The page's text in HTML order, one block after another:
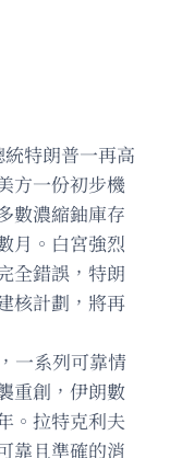
特朗普一再高
方一份初步機
數濃縮鈾庫存
月。白宮強烈
全錯誤，特朗
核計劃，將再
一系列可靠情
重創，伊朗數
。拉特克利夫
靠且準確的消